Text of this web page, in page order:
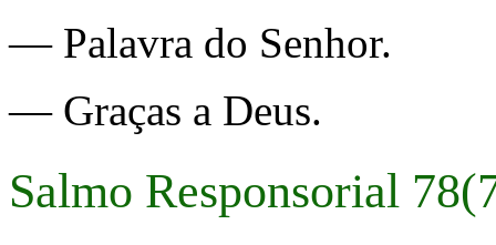
— Palavra do Senhor.
— Graças a Deus.
Salmo Responsorial